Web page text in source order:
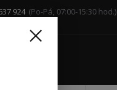
924 (Po-Pá, 07:00-15:30 hod.)